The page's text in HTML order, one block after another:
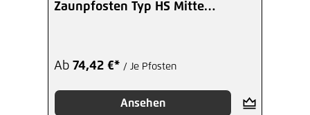
Zaunpfosten Typ HS Mitte
Ab 74,42 €* / Je Pfosten
Ansehen